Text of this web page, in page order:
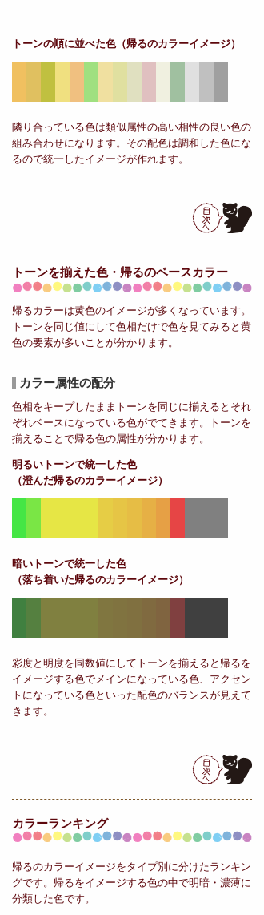
トーンの順に並べた色（帰るのカラーイメージ）
隣り合っている色は類似属性の高い相性の良い色の
組み合わせになります。その配色は調和した色にな
るので統一したイメージが作れます。
トーンを揃えた色・帰るのベースカラー
帰るカラーは黄色のイメージが多くなっています。
トーンを同じ値にして色相だけで色を見てみると黄
色の要素が多いことが分かります。
カラー属性の配分
色相をキープしたままトーンを同じに揃えるとそれ
ぞれベースになっている色がでてきます。トーンを
揃えることで帰る色の属性が分かります。
明るいトーンで統一した色
（澄んだ帰るのカラーイメージ）
暗いトーンで統一した色
（落ち着いた帰るのカラーイメージ）
彩度と明度を同数値にしてトーンを揃えると帰るを
イメージする色でメインになっている色、アクセン
トになっている色といった配色のバランスが見えて
きます。
カラーランキング
帰るのカラーイメージをタイプ別に分けたランキン
グです。帰るをイメージする色の中で明暗・濃薄に
分類した色です。